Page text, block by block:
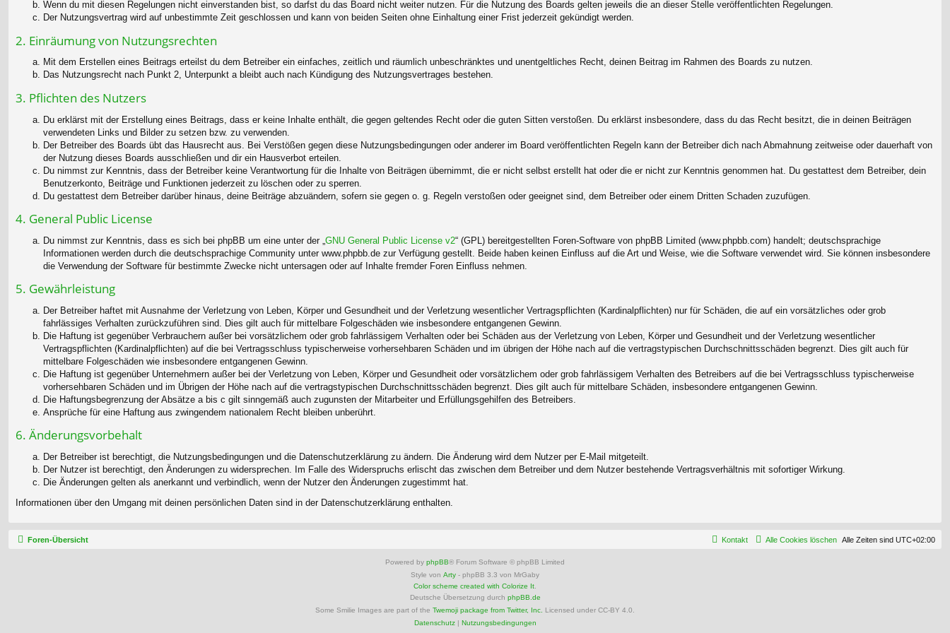
Wenn du mit diesen Regelungen nicht einverstanden bist, so darfst du das Board nicht weiter nutzen. Für die Nutzung des Boards gelten jeweils die an dieser Stelle veröffentlichten Regelungen.
Der Nutzungsvertrag wird auf unbestimmte Zeit geschlossen und kann von beiden Seiten ohne Einhaltung einer Frist jederzeit gekündigt werden.
2. Einräumung von Nutzungsrechten
Mit dem Erstellen eines Beitrags erteilst du dem Betreiber ein einfaches, zeitlich und räumlich unbeschränktes und unentgeltliches Recht, deinen Beitrag im Rahmen des Boards zu nutzen.
Das Nutzungsrecht nach Punkt 2, Unterpunkt a bleibt auch nach Kündigung des Nutzungsvertrages bestehen.
3. Pflichten des Nutzers
Du erklärst mit der Erstellung eines Beitrags, dass er keine Inhalte enthält, die gegen geltendes Recht oder die guten Sitten verstoßen. Du erklärst insbesondere, dass du das Recht besitzt, die in deinen Beiträgen
verwendeten Links und Bilder zu setzen bzw. zu verwenden.
Der Betreiber des Boards übt das Hausrecht aus. Bei Verstößen gegen diese Nutzungsbedingungen oder anderer im Board veröffentlichten Regeln kann der Betreiber dich nach Abmahnung zeitweise oder dauerhaft von
der Nutzung dieses Boards ausschließen und dir ein Hausverbot erteilen.
Du nimmst zur Kenntnis, dass der Betreiber keine Verantwortung für die Inhalte von Beiträgen übernimmt, die er nicht selbst erstellt hat oder die er nicht zur Kenntnis genommen hat. Du gestattest dem Betreiber, dein
Benutzerkonto, Beiträge und Funktionen jederzeit zu löschen oder zu sperren.
Du gestattest dem Betreiber darüber hinaus, deine Beiträge abzuändern, sofern sie gegen o. g. Regeln verstoßen oder geeignet sind, dem Betreiber oder einem Dritten Schaden zuzufügen.
4. General Public License
Du nimmst zur Kenntnis, dass es sich bei phpBB um eine unter der „ GNU General Public License v2“ (GPL) bereitgestellten Foren-Software von phpBB Limited (www.phpbb.com) handelt; deutschsprachige
Informationen werden durch die deutschsprachige Community unter www.phpbb.de zur Verfügung gestellt. Beide haben keinen Einfluss auf die Art und Weise, wie die Software verwendet wird. Sie können insbesondere
die Verwendung der Software für bestimmte Zwecke nicht untersagen oder auf Inhalte fremder Foren Einfluss nehmen.
5. Gewährleistung
Der Betreiber haftet mit Ausnahme der Verletzung von Leben, Körper und Gesundheit und der Verletzung wesentlicher Vertragspflichten (Kardinalpflichten) nur für Schäden, die auf ein vorsätzliches oder grob
fahrlässiges Verhalten zurückzuführen sind. Dies gilt auch für mittelbare Folgeschäden wie insbesondere entgangenen Gewinn.
Die Haftung ist gegenüber Verbrauchern außer bei vorsätzlichem oder grob fahrlässigem Verhalten oder bei Schäden aus der Verletzung von Leben, Körper und Gesundheit und der Verletzung wesentlicher
Vertragspflichten (Kardinalpflichten) auf die bei Vertragsschluss typischerweise vorhersehbaren Schäden und im übrigen der Höhe nach auf die vertragstypischen Durchschnittsschäden begrenzt. Dies gilt auch für
mittelbare Folgeschäden wie insbesondere entgangenen Gewinn.
Die Haftung ist gegenüber Unternehmern außer bei der Verletzung von Leben, Körper und Gesundheit oder vorsätzlichem oder grob fahrlässigem Verhalten des Betreibers auf die bei Vertragsschluss typischerweise
vorhersehbaren Schäden und im Übrigen der Höhe nach auf die vertragstypischen Durchschnittsschäden begrenzt. Dies gilt auch für mittelbare Schäden, insbesondere entgangenen Gewinn.
Die Haftungsbegrenzung der Absätze a bis c gilt sinngemäß auch zugunsten der Mitarbeiter und Erfüllungsgehilfen des Betreibers.
Ansprüche für eine Haftung aus zwingendem nationalem Recht bleiben unberührt.
6. Änderungsvorbehalt
Der Betreiber ist berechtigt, die Nutzungsbedingungen und die Datenschutzerklärung zu ändern. Die Änderung wird dem Nutzer per E-Mail mitgeteilt.
Der Nutzer ist berechtigt, den Änderungen zu widersprechen. Im Falle des Widerspruchs erlischt das zwischen dem Betreiber und dem Nutzer bestehende Vertragsverhältnis mit sofortiger Wirkung.
Die Änderungen gelten als anerkannt und verbindlich, wenn der Nutzer den Änderungen zugestimmt hat.
Informationen über den Umgang mit deinen persönlichen Daten sind in der Datenschutzerklärung enthalten.
Foren-Übersicht Alle Zeiten sind UTC+02:00
Alle Cookies löschen
Kontakt
Powered by phpBB® Forum Software © phpBB Limited
Style von Arty - phpBB 3.3 von MrGaby
Color scheme created with Colorize It.
Deutsche Übersetzung durch phpBB.de
Some Smilie Images are part of the Twemoji package from Twitter, Inc. Licensed under CC-BY 4.0.
Datenschutz| Nutzungsbedingungen